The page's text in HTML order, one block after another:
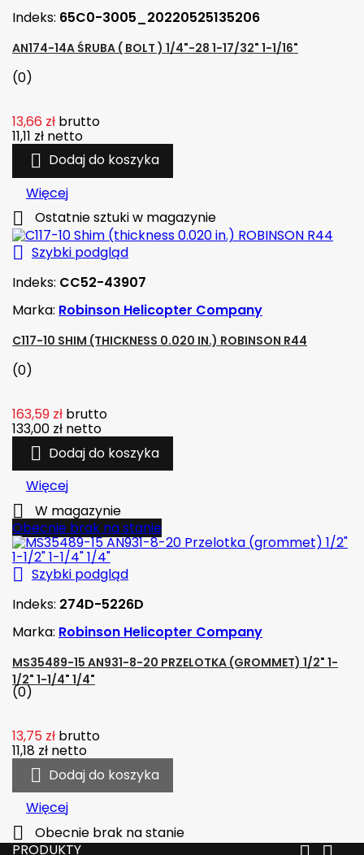
Indeks: 65C0-3005_20220525135206
AN174-14A ŚRUBA ( BOLT ) 1/4"-28 1-17/32" 1-1/16"
(0)
13,66 zł brutto
11,11 zł netto
 Dodaj do koszyka
Więcej
 Ostatnie sztuki w magazynie
 Szybki podgląd
Indeks: CC52-43907
Marka: Robinson Helicopter Company
C117-10 SHIM (THICKNESS 0.020 IN.) ROBINSON R44
(0)
163,59 zł brutto
133,00 zł netto
 Dodaj do koszyka
Więcej

W magazynie
Obecnie brak na stanie
 Szybki podgląd
Indeks: 274D-5226D
Marka: Robinson Helicopter Company
MS35489-15 AN931-8-20 PRZELOTKA (GROMMET) 1/2" 1-
1/2" 1-1/4" 1/4"
(0)
13,75 zł brutto
11,18 zł netto
 Dodaj do koszyka
Więcej

Obecnie brak na stanie
PRODUKTY